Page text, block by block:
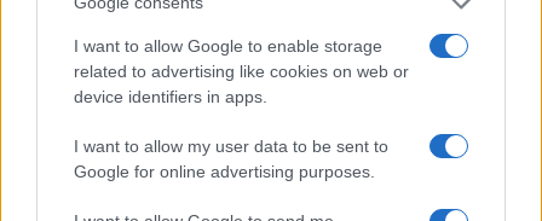
I want to allow Google to enable storage
related to advertising like cookies on web or
device identifiers in apps.
I want to allow my user data to be sent to
Google for online advertising purposes.